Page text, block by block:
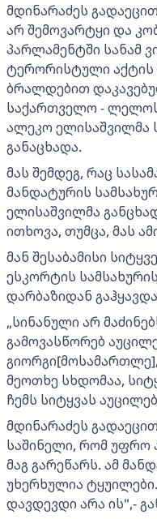
მდინარაძეს
არ შემოვარტყი და
პარლამენტში სანამ
ტერორისტული აქტის
ბრალდებით
საქართველო -
ალეკო ელისაშვილმა
განაცხადა.
მას შემდეგ, რაც
მანდატურის
ელისაშვილმა
ითხოვა, თუმცა, მას
მან შესაბამისი
ესკორტის
დარბაზიდან
„სინანული არ
გამოვასწორებ
მეოთხე სხდომაა,
ჩემს სიტყვას
მდინარაძეს
საშინელი, რომ უფრო
მაგ გარეწარს. ამ
უხერხულია
დავდევდი არა ის",-